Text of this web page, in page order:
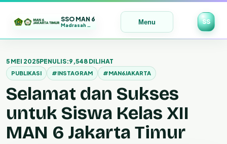
SSO MAN 6
Madrasah Maju | Bermutu | Mendunia Menu SS
ke
konten
5 MEI 2025PENULIS:9,548 DILIHAT
PUBLIKASI #INSTAGRAM #MAN6JAKARTA
Selamat dan Sukses
untuk Siswa Kelas XII
MAN 6 Jakarta Timur